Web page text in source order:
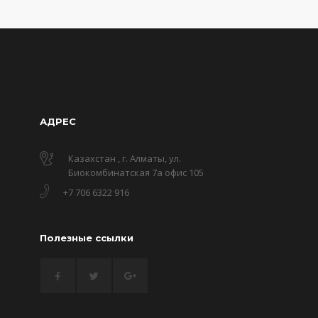
АДРЕС
Казахстан , г. Алматы, ул.
Биокомбинатская 7а офис 105
+7 706 6322 916
Полезные ссылки